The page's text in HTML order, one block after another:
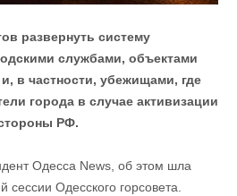
развернуть систему
службами, объектами
в частности, убежищами, где
города в случае активизации
РФ.
Одесса News, об этом шла
Одесского горсовета.